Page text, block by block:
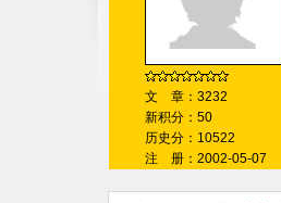
文 章：3232
新积分：50
历史分：10522
注 册：2002-05-07